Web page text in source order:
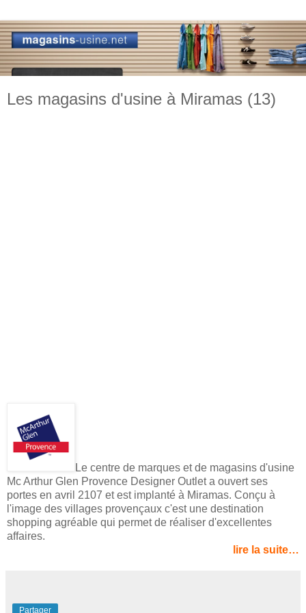
Les magasins d'usine à Miramas (13)
Le centre de marques et de magasins d'usine
Mc Arthur Glen Provence Designer Outlet a ouvert ses
portes en avril 2107 et est implanté à Miramas. Conçu à
l'image des villages provençaux c'est une destination
shopping agréable qui permet de réaliser d'excellentes
affaires.
lire la suite…
Partager